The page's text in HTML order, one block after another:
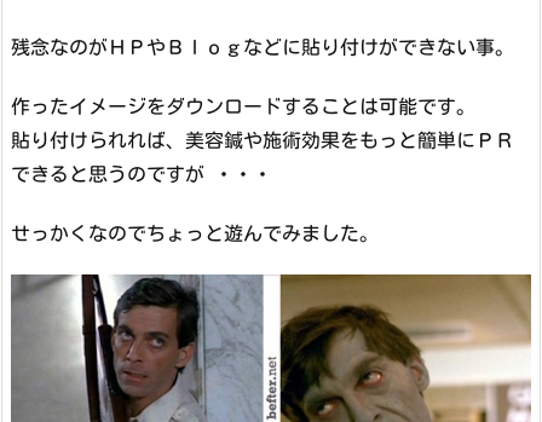
残念なのがＨＰやＢｌｏｇなどに貼り付けができない事。
作ったイメージをダウンロードすることは可能です。
貼り付けられれば、美容鍼や施術効果をもっと簡単にＰＲ
できると思うのですが ・・・
せっかくなのでちょっと遊んでみました。